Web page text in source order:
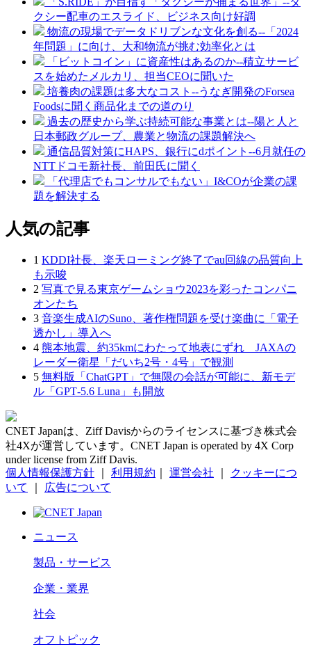
クシー配車のエスライド、ビジネス向け好調
物流の現場でデータドリブンな文化を創る--「2024
年問題」に向け、大和物流が挑む効率化とは
「ビットコイン」に資産性はあるのか--積立サービ
スを始めたメルカリ、担当CEOに聞いた
培養肉の課題は多大なコスト--うなぎ開発のForsea
Foodsに聞く商品化までの道のり
過去の歴史から学ぶ持続可能な事業とは--陽と人と
日本郵政グループ、農業と物流の課題解決へ
通信品質対策にHAPS、銀行にdポイント--6月就任の
NTTドコモ新社長、前田氏に聞く
「代理店でもコンサルでもない」I&COが企業の課
題を解決する
人気の記事
1 KDDI社長、楽天ローミング終了でau回線の品質向上
も示唆
2 写真で見る東京ゲームショウ2023を彩ったコンパニ
オンたち
3 音楽生成AIのSuno、著作権問題を受け楽曲に「電子
透かし」導入へ
4 熊本地震、約35kmにわたって地表にずれ JAXAの
レーダー衛星「だいち2号・4号」で観測
5 無料版「ChatGPT」で無限の会話が可能に、新モデ
ル「GPT‑5.6 Luna」も開放
CNET Japanは、Ziff Davisからのライセンスに基づき株式会
社4Xが運営しています。CNET Japan is operated by 4X Corp
under license from Ziff Davis.
個人情報保護方針
利用規約 運営会社
クッキーにつ
いて
広告について
ニュース
製品・サービス
企業・業界
社会
オフトピック